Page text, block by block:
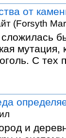
от
(Forsyth
С тех
и